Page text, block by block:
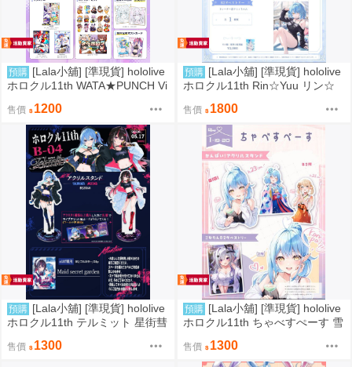
預購 [Lala小舖] [準現貨] hololive
ホロクル11th WATA★PUNCH Vi
售價 1200
預購 [Lala小舖] [準現貨] hololive
ホロクル11th Rin☆Yuu リン☆
大立牌 掛軸
售價 1800
預購 [Lala小舖] [準現貨] hololive
ホロクル11th テルミット 星街彗
售價 1300
預購 [Lala小舖] [準現貨] hololive
ホロクル11th ちゃべすぺーす 雪
售價 1300